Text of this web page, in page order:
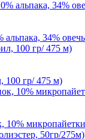
34%
100 гр/ 475 м)
10%